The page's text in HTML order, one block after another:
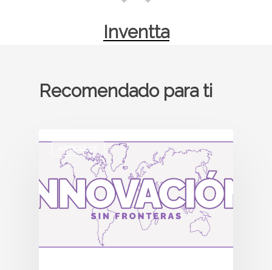
Inventta
Recomendado para ti
ARTÍCULOS